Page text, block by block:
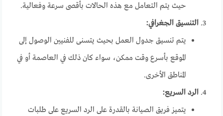
حيث يتم التعامل مع هذه الحالات بأقصى سرعة وفعالية.
التنسيق الجغرافي:
يتم تنسيق جدول العمل بحيث يتسنى للفنيين الوصول إلى
الموقع بأسرع وقت ممكن، سواء كان ذلك في العاصمة أو في
المناطق الأخرى.
الرد السريع:
يتميز فريق الصيانة بالقدرة على الرد السريع على طلبات